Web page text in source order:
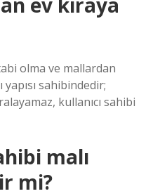
olma ve mallardan
sahibindedir;
kullanıcı sahibi
malı
mi?